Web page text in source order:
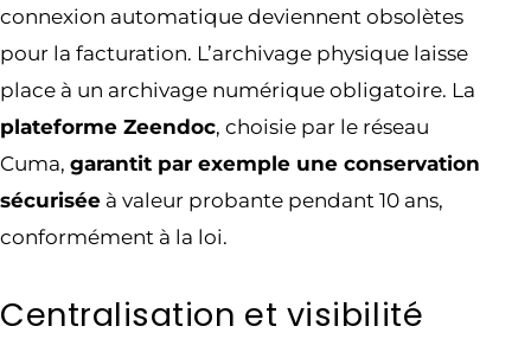
connexion automatique deviennent obsolètes
pour la facturation. L’archivage physique laisse
place à un archivage numérique obligatoire. La
plateforme Zeendoc, choisie par le réseau
Cuma, garantit par exemple une conservation
sécurisée à valeur probante pendant 10 ans,
conformément à la loi.
Centralisation et visibilité